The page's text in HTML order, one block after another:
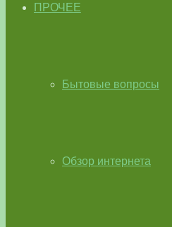
ПРОЧЕЕ
Бытовые вопросы
Обзор интернета